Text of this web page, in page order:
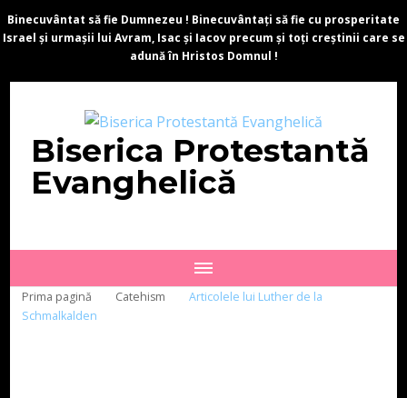
Binecuvântat să fie Dumnezeu ! Binecuvântați să fie cu prosperitate
Israel și urmașii lui Avram, Isac și Iacov precum și toți creștinii care se
adună în Hristos Domnul !
Biserica Protestantă
Evanghelică
Prima pagină Catehism
Articolele lui Luther de la
Schmalkalden